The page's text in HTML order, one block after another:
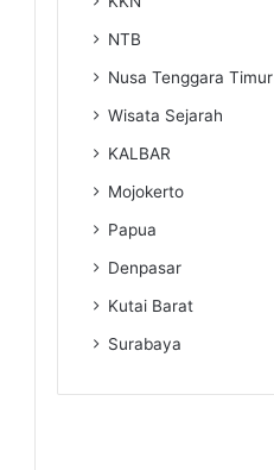
NTB
Nusa Tenggara Timur
Wisata Sejarah
KALBAR
Mojokerto
Papua
Denpasar
Kutai Barat
Surabaya